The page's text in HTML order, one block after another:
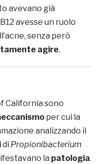
avevano già
avesse un ruolo
senza però
agire.
California sono
per cui la
analizzando il
di Propionibacterium
la patologia.